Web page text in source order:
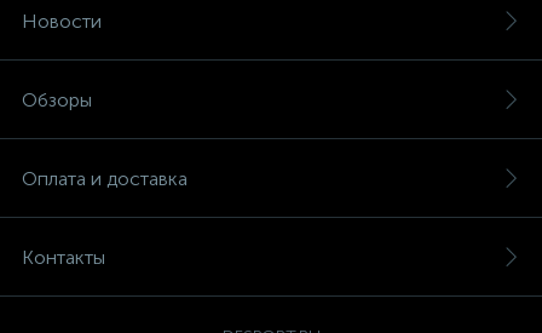
Новости
Обзоры
Оплата и доставка
Контакты